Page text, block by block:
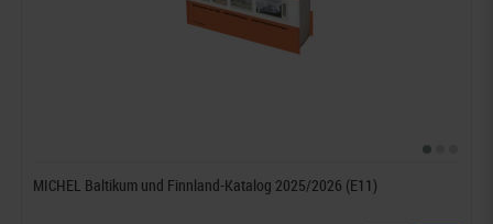
MICHEL Baltikum und Finnland-Katalog 2025/2026 (E11)